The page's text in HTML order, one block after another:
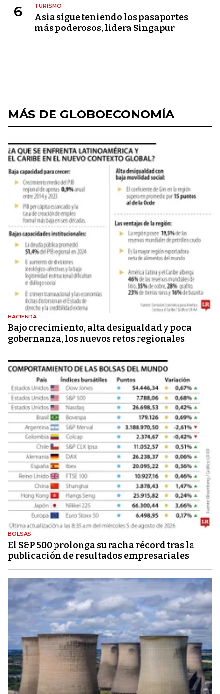
6 TURISMO
Asia sigue teniendo los pasaportes
más poderosos, lidera Singapur
MÁS DE GLOBOECONOMÍA
HACIENDA
Bajo crecimiento, alta desigualdad y poca
gobernanza, los nuevos retos regionales
BOLSAS
El S&P 500 prolonga su racha récord tras la
publicación de resultados empresariales